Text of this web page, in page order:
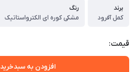
برند
کمل آفرود
رنگ
مشکی کوره ای الکترواستاتیک
قیمت:
افزودن به سبدخرید